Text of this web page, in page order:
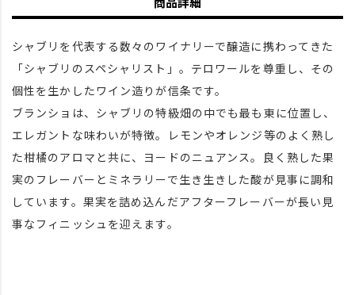
シャブリを代表する数々のワイナリーで醸造に携わってきた
「シャブリのスペシャリスト」。テロワールを尊重し、その
個性を生かしたワイン造りが信条です。
ブランショは、シャブリの特級畑の中でも最も東に位置し、
エレガントな味わいが特徴。レモンやオレンジ等のよく熟し
た柑橘のアロマと共に、ヨードのニュアンス。良く熟した果
実のフレーバーとミネラリーで生き生きした酸が見事に調和
しています。果実を詰め込んだアフターフレーバーが長い見
事なフィニッシュを迎えます。